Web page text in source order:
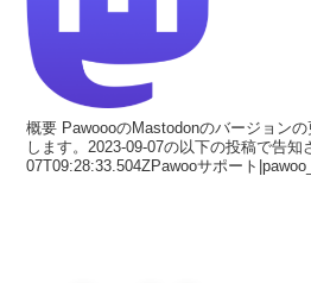
概要 PawoooのMastodonのバージョン
します。2023-09-07の以下の投稿で告知
07T09:28:33.504ZPawooサポート